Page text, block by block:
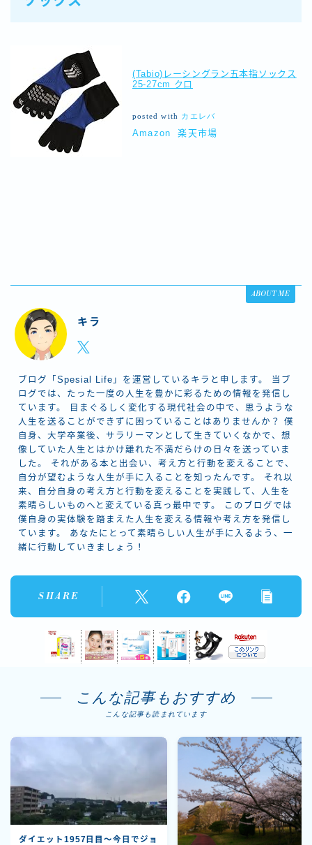
(Tabio)レーシングラン五本指ソックス
25-27cm クロ
posted with カエレバ
Amazon 楽天市場
ABOUT ME
キラ
ブログ「Spesial Life」を運営しているキラと申します。 当ブ
ログでは、たった一度の人生を豊かに彩るための情報を発信し
ています。 目まぐるしく変化する現代社会の中で、思うような
人生を送ることができずに困っていることはありませんか？ 僕
自身、大学卒業後、サラリーマンとして生きていくなかで、想
像していた人生とはかけ離れた不満だらけの日々を送っていま
した。 それがある本と出会い、考え方と行動を変えることで、
自分が望むような人生が手に入ることを知ったんです。 それ以
来、自分自身の考え方と行動を変えることを実践して、人生を
素晴らしいものへと変えている真っ最中です。 このブログでは
僕自身の実体験を踏まえた人生を変える情報や考え方を発信し
ています。 あなたにとって素晴らしい人生が手に入るよう、一
緒に行動していきましょう！
SHARE
こんな記事もおすすめ
こんな記事も読まれています
ダイエット1957日目～今日でジョ